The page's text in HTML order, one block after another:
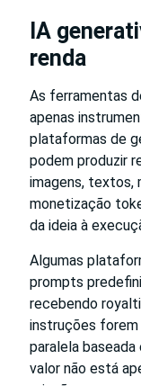
IA
renda
As ferramentas
apenas
plataformas de
podem produzir
imagens, textos,
monetização
da ideia à
Algumas
prompts
recebendo
instruções forem
paralela
valor não está